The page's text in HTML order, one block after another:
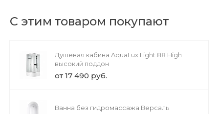
С этим товаром покупают
Душевая кабина AquaLux Light 88 High
высокий поддон
от 17 490 руб.
Ванна без гидромассажа Версаль